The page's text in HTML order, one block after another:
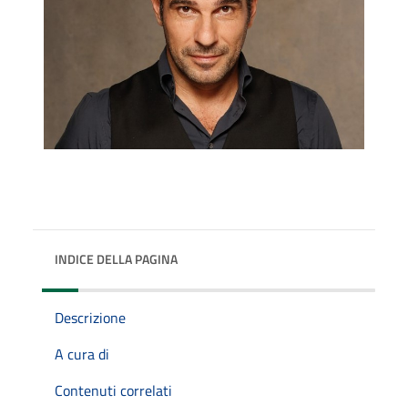
INDICE DELLA PAGINA
Descrizione
A cura di
Contenuti correlati